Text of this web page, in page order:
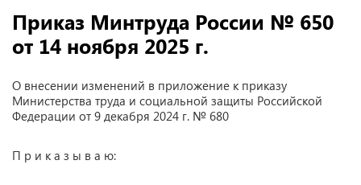
Приказ Минтруда России № 650
от 14 ноября 2025 г.
О внесении изменений в приложение к приказу
Министерства труда и социальной защиты Российской
Федерации от 9 декабря 2024 г. № 680
П р и к а з ы в а ю: